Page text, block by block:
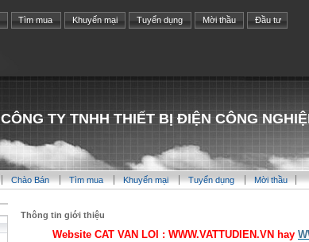
Tìm mua Khuyến mại Tuyển dụng Mời thầu Đầu tư
CÔNG TY TNHH THIẾT BỊ ĐIỆN CÔNG
Chào Bán Tìm mua Khuyến mại Tuyển dụng Mời thầu
Thông tin giới thiệu
Website CAT VAN LOI : WWW.VATTUDIEN.VN hay